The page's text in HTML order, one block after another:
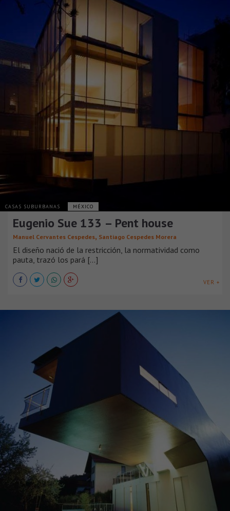
CASAS SUBURBANAS MÉXICO
Eugenio Sue 133 – Pent house
Manuel Cervantes Cespedes, Santiago Cespedes Morera
El diseño nació de la restricción, la normatividad como
pauta, trazó los pará [...]
VER +